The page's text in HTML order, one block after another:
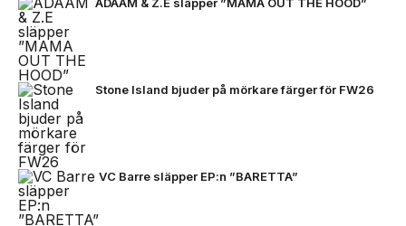
Stone Island bjuder på mörkare färger för FW26
VC Barre släpper EP:n ”BARETTA”